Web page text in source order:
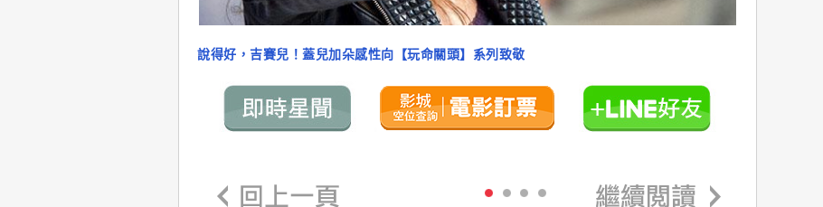
說得好，吉賽兒！蓋兒加朵感性向【玩命關頭】系列致敬